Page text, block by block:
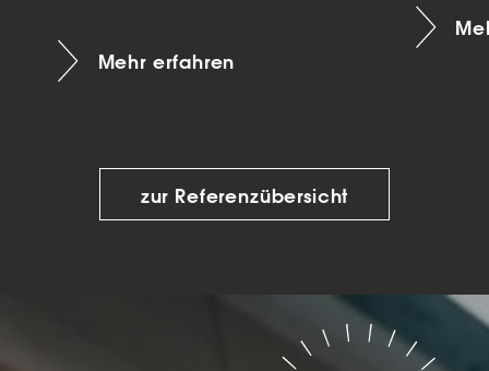
Mehr erfahren
zur Referenzübersicht